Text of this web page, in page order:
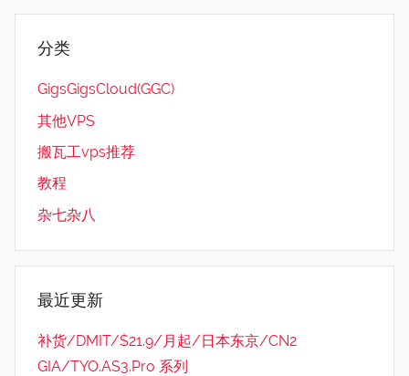
分类
GigsGigsCloud(GGC)
其他VPS
搬瓦工vps推荐
教程
杂七杂八
最近更新
补货/DMIT/$21.9/月起/日本东京/CN2
GIA/TYO.AS3.Pro 系列